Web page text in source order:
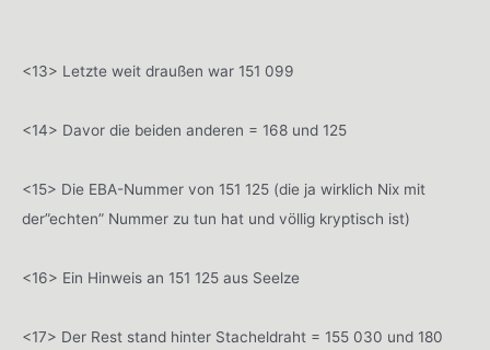
<13> Letzte weit draußen war 151 099
<14> Davor die beiden anderen = 168 und 125
<15> Die EBA-Nummer von 151 125 (die ja wirklich Nix mit
der”echten” Nummer zu tun hat und völlig kryptisch ist)
<16> Ein Hinweis an 151 125 aus Seelze
<17> Der Rest stand hinter Stacheldraht = 155 030 und 180